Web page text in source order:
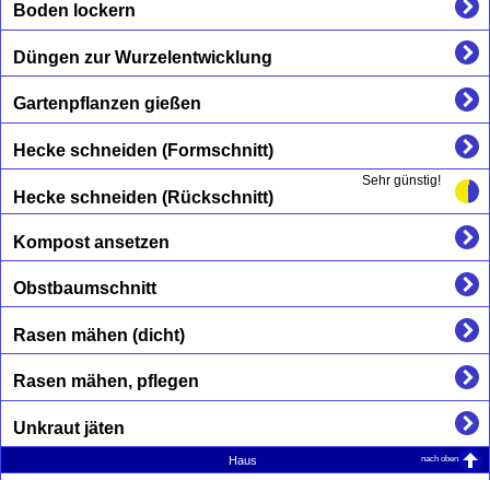
Boden lockern
Düngen zur Wurzelentwicklung
Gartenpflanzen gießen
Hecke schneiden (Formschnitt)
Sehr günstig!
Hecke schneiden (Rückschnitt)
Kompost ansetzen
Obstbaumschnitt
Rasen mähen (dicht)
Rasen mähen, pflegen
Unkraut jäten
Haus nach oben